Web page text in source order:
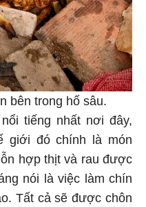
bên trong hố sâu.
tiếng nhất nơi đây,
giới đó chính là món
hợp thịt và rau được
nói là việc làm chín
Tất cả sẽ được chôn